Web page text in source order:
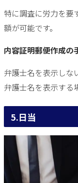
特に調査に労力を要
額が可能です。
内容証明郵便作成の
弁護士名を表示しな
弁護士名を表示する
5.日当